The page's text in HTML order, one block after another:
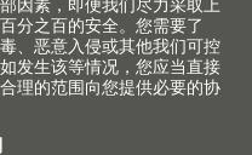
务的问题。